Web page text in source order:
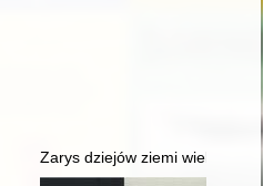
księgozbiorów w zasobach
Zarys dziejów ziemi